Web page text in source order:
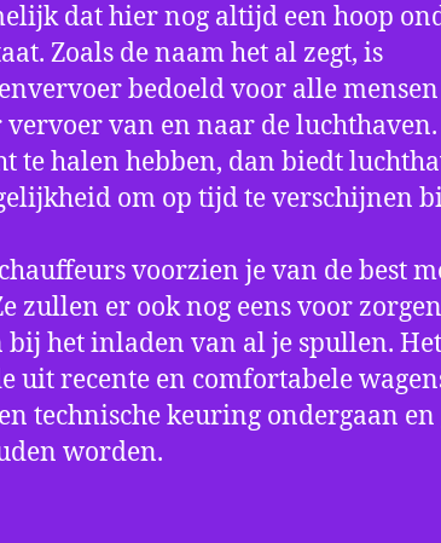
dat hier nog altijd een hoop
Zoals de naam het al zegt, is
bedoeld voor alle
van en naar de
te halen hebben, dan biedt
om op tijd te verschijnen
voorzien je van de best
zullen er ook nog eens voor
bij het inladen van al je spullen.
uit recente en comfortabele
technische keuring ondergaan en
worden.